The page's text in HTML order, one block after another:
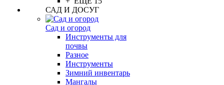
САД И ДОСУГ
Сад и огород
Инструменты для
почвы
Разное
Инструменты
Зимний инвентарь
Мангалы